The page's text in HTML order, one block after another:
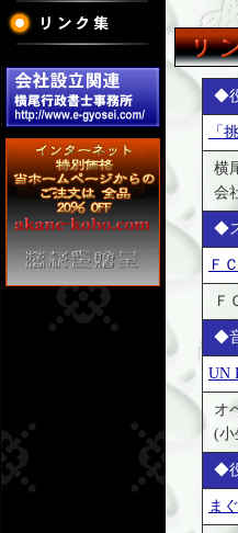
◆
「
横
会
◆
Ｆ
Ｆ
◆
UN
オ
(小
◆
ま